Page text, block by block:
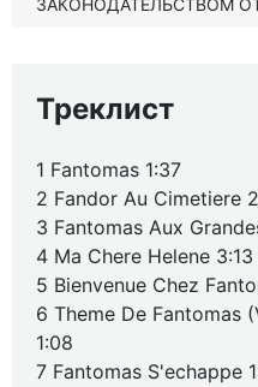
ЗАКОНОДАТЕЛЬСТВОМ
Треклист
1 Fantomas 1:37
2 Fandor Au Cimetiere
3 Fantomas Aux
4 Ma Chere Helene 3:13
5 Bienvenue Chez
6 Theme De Fantomas
1:08
7 Fantomas S'echappe